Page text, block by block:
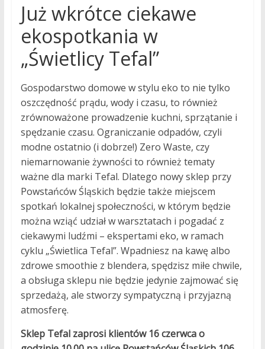
Już wkrótce ciekawe
ekospotkania w
„Świetlicy Tefal”
Gospodarstwo domowe w stylu eko to nie tylko
oszczędność prądu, wody i czasu, to również
zrównoważone prowadzenie kuchni, sprzątanie i
spędzanie czasu. Ograniczanie odpadów, czyli
modne ostatnio (i dobrze!) Zero Waste, czy
niemarnowanie żywności to również tematy
ważne dla marki Tefal. Dlatego nowy sklep przy
Powstańców Śląskich będzie także miejscem
spotkań lokalnej społeczności, w którym będzie
można wziąć udział w warsztatach i pogadać z
ciekawymi ludźmi – ekspertami eko, w ramach
cyklu „Świetlica Tefal”. Wpadniesz na kawę albo
zdrowe smoothie z blendera, spędzisz miłe chwile,
a obsługa sklepu nie będzie jedynie zajmować się
sprzedażą, ale stworzy sympatyczną i przyjazną
atmosferę.
Sklep Tefal zaprosi klientów 16 czerwca o